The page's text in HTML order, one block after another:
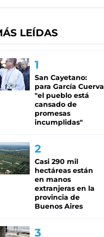
LEÍDAS
San Cayetano:
para García Cuerva
"el pueblo está
cansado de
promesas
incumplidas"
Casi 290 mil
hectáreas están
en manos
extranjeras en la
provincia de
Buenos Aires